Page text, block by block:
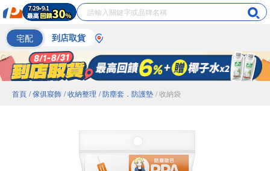
宅配 到店取貨
首頁 / 傢俱寢飾 / 收納整理 / 防塵套．防護墊 / 收納袋